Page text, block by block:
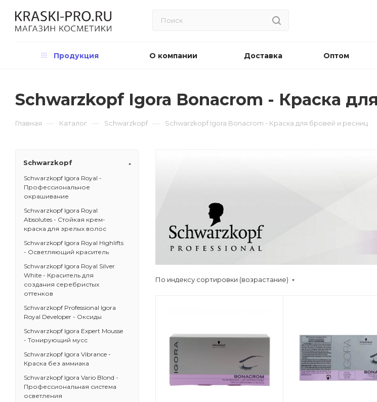
Продукция О компании Доставка Оптом
Schwarzkopf Igora Bonacrom - Краска
Главная — Каталог — Schwarzkopf — Schwarzkopf Igora Bonacrom - Краска для бровей и ресниц
По индексу сортировки (возрастание)
Schwarzkopf
Schwarzkopf Igora Royal -
Профессиональное
окрашивание
Schwarzkopf Igora Royal
Absolutes - Стойкая крем-
краска для зрелых волос
Schwarzkopf Igora Royal Highlifts
- Осветляющий краситель
Schwarzkopf Igora Royal Silver
White - Краситель для
создания серебристых
оттенков
Schwarzkopf Professional Igora
Royal Developer - Оксиды
Schwarzkopf Igora Expert Mousse
- Тонирующий мусс
Schwarzkopf Igora Vibrance -
Краска без аммиака
Schwarzkopf Igora Vario Blond -
Профессиональная система
осветления